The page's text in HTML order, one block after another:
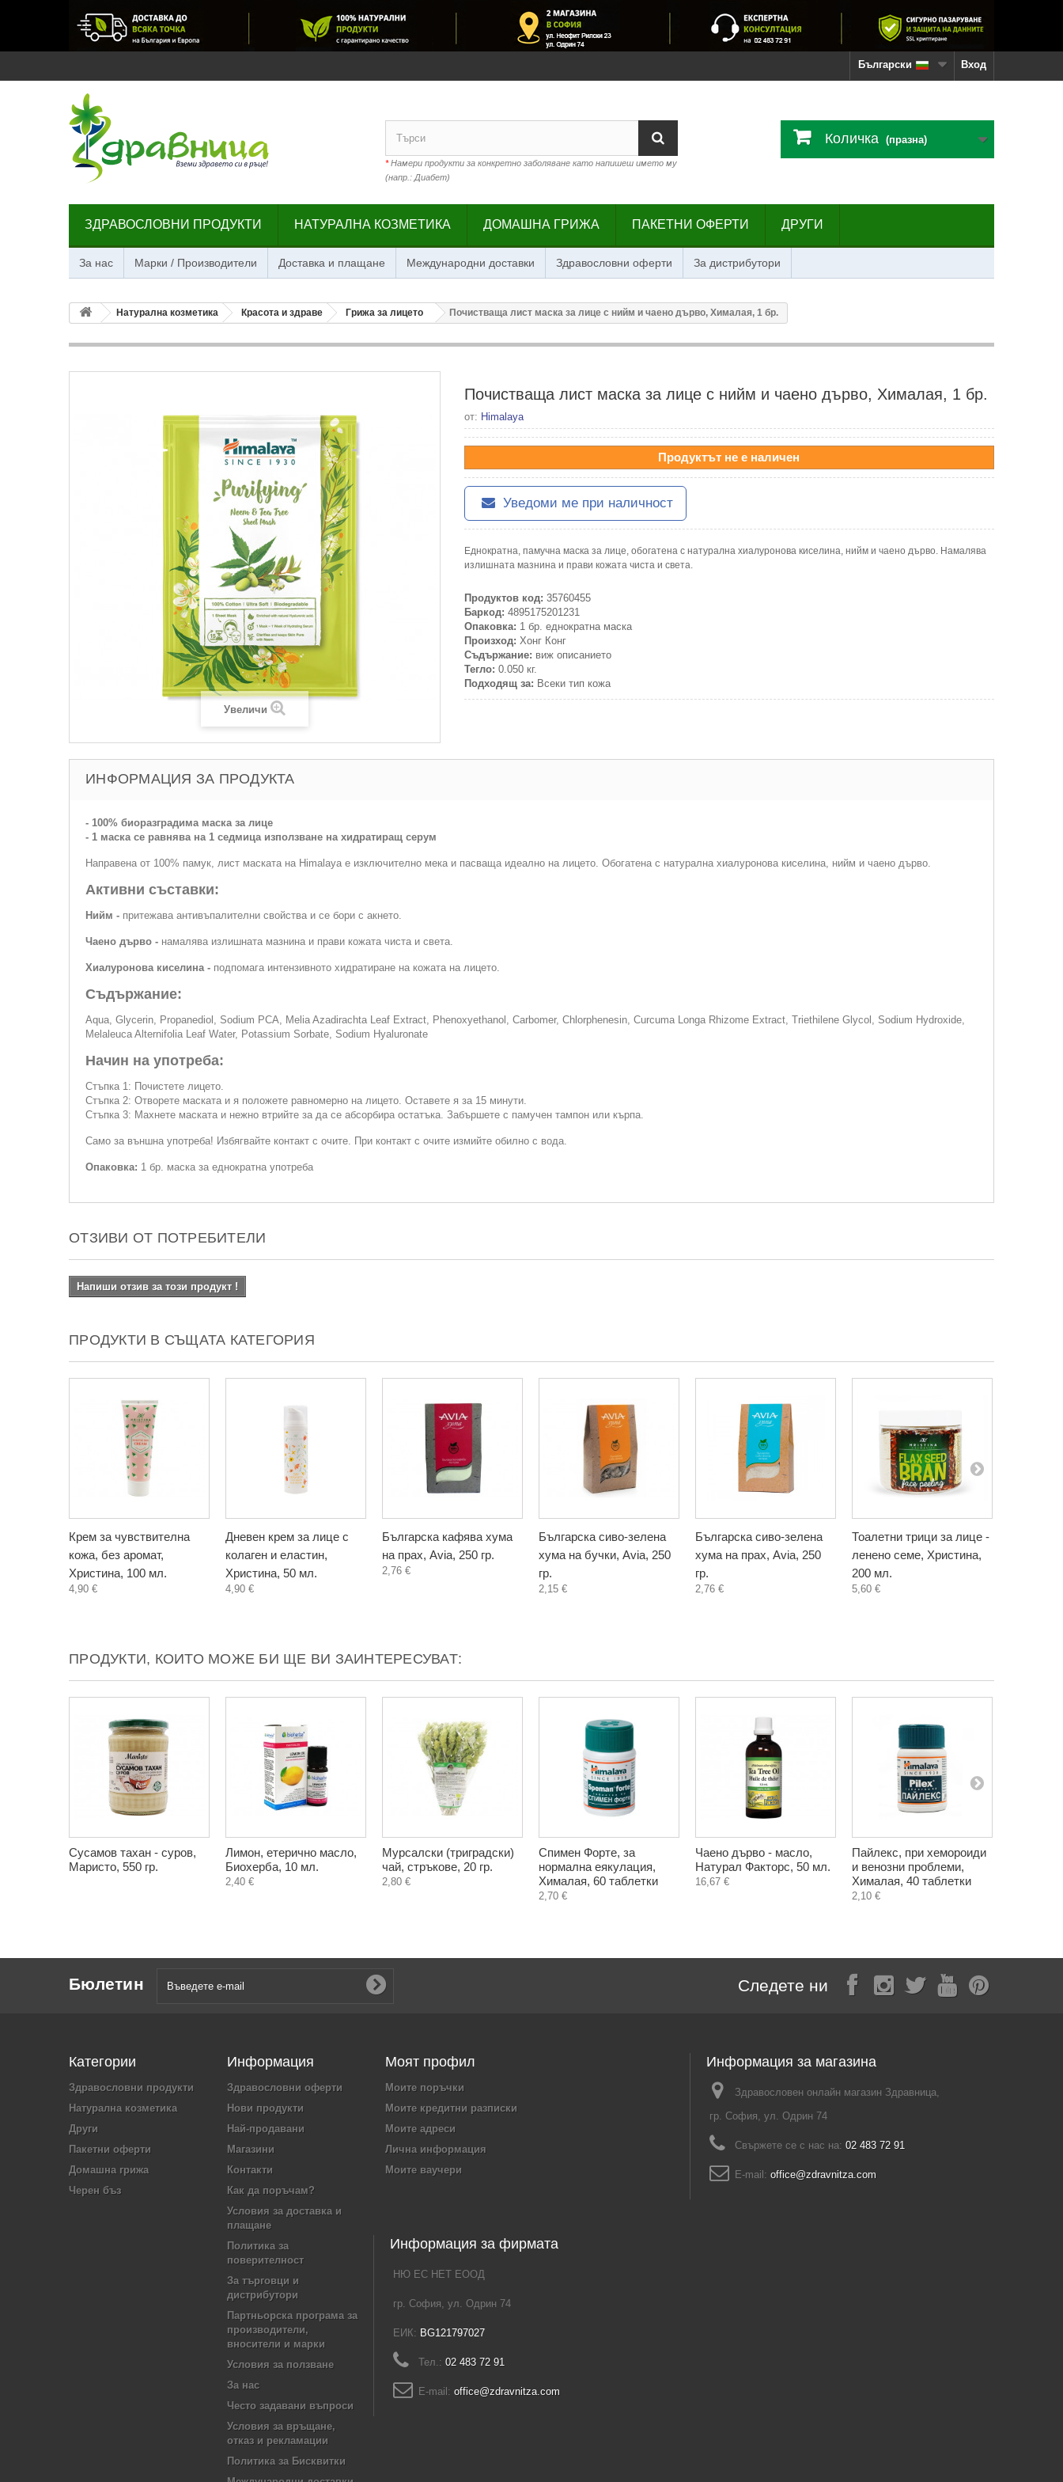
Вход
Български
*Намери продукти за конкретно заболяване като напишеш името му
(напр.: Диабет)
Количка (празна)
ЗДРАВОСЛОВНИ ПРОДУКТИ НАТУРАЛНА КОЗМЕТИКА ДОМАШНА ГРИЖА ПАКЕТНИ ОФЕРТИ ДРУГИ
За нас Марки / Производители Доставка и плащане Международни доставки Здравословни оферти За дистрибутори
Натурална козметика Красота и здраве Грижа за лицето Почистваща лист маска за лице с нийм и чаено дърво, Хималая, 1 бр.
Увеличи
Почистваща лист маска за лице с нийм и чаено дърво, Хималая, 1 бр.
от: Himalaya
Продуктът не е наличен
Уведоми ме при наличност
Еднократна, памучна маска за лице, обогатена с натурална хиалуронова киселина, нийм и чаено дърво. Намалява
излишната мазнина и прави кожата чиста и света.
Продуктов код: 35760455
Баркод: 4895175201231
Опаковка: 1 бр. еднократна маска
Произход: Хонг Конг
Съдържание: виж описанието
Тегло: 0.050 кг.
Подходящ за: Всеки тип кожа
ИНФОРМАЦИЯ ЗА ПРОДУКТА
- 100% биоразградима маска за лице
- 1 маска се равнява на 1 седмица използване на хидратиращ серум
Направена от 100% памук, лист маската на Himalaya е изключително мека и пасваща идеално на лицето. Обогатена с натурална хиалуронова киселина, нийм и чаено дърво.
Активни съставки:
Нийм - притежава антивъпалителни свойства и се бори с акнето.
Чаено дърво - намалява излишната мазнина и прави кожата чиста и света.
Хиалуронова киселинa - подпомага интензивното хидратиране на кожата на лицето.
Съдържание:
Aqua, Glycerin, Propanediol, Sodium PCA, Melia Azadirachta Leaf Extract, Phenoxyethanol, Carbomer, Chlorphenesin, Curcuma Longa Rhizome Extract, Triethilene Glycol, Sodium Hydroxide,
Melaleuca Alternifolia Leaf Water, Potassium Sorbate, Sodium Hyaluronate
Начин на употреба:
Стъпка 1: Почистете лицето.
Стъпка 2: Отворете маската и я положете равномерно на лицето. Оставете я за 15 минути.
Стъпка 3: Махнете маската и нежно втрийте за да се абсорбира остатъка. Забършете с памучен тампон или кърпа.
Само за външна употреба! Избягвайте контакт с очите. При контакт с очите измийте обилно с вода.
Опаковка: 1 бр. маска за еднократна употреба
ОТЗИВИ ОТ ПОТРЕБИТЕЛИ
Напиши отзив за този продукт !
ПРОДУКТИ В СЪЩАТА КАТЕГОРИЯ
Крем за чувствителна
кожа, без аромат,
Христина, 100 мл.
4,90 €
Дневен крем за лице с
колаген и еластин,
Христина, 50 мл.
4,90 €
Българска кафява хума
на прах, Avia, 250 гр.
2,76 €
Българска сиво-зелена
хума на бучки, Avia, 250
гр.
2,15 €
Българска сиво-зелена
хума на прах, Avia, 250
гр.
2,76 €
Тоалетни трици за лице -
ленено семе, Христина,
200 мл.
5,60 €
ПРОДУКТИ, КОИТО МОЖЕ БИ ЩЕ ВИ ЗАИНТЕРЕСУВАТ:
Сусамов тахан - суров,
Маристо, 550 гр.
Лимон, етерично масло,
Биохерба, 10 мл.
2,40 €
Мурсалски (триградски)
чай, стръкове, 20 гр.
2,80 €
Спимен Форте, за
нормална еякулация,
Хималая, 60 таблетки
2,70 €
Чаено дърво - масло,
Натурал Факторс, 50 мл.
16,67 €
Пайлекс, при хемороиди
и венозни проблеми,
Хималая, 40 таблетки
2,10 €
Бюлетин Следете ни
Категории
Здравословни продукти
Натурална козметика
Други
Пакетни оферти
Домашна грижа
Черен бъз
Информация
Здравословни оферти
Нови продукти
Най-продавани
Магазини
Контакти
Как да поръчам?
Условия за доставка и
плащане
Политика за
поверителност
За търговци и
дистрибутори
Партньорска програма за
производители,
вносители и марки
Условия за ползване
За нас
Често задавани въпроси
Условия за връщане,
отказ и рекламации
Политика за Бисквитки
Моят профил
Моите поръчки
Моите кредитни разписки
Моите адреси
Лична информация
Моите ваучери
Информация за магазина
Здравословен онлайн магазин Здравница,
гр. София, ул. Одрин 74
Свържете се с нас на: 02 483 72 91
E-mail: office@zdravnitza.com
Информация за фирмата
НЮ ЕС НЕТ ЕООД
гр. София, ул. Одрин 74
ЕИК: BG121797027
Тел.: 02 483 72 91
E-mail: office@zdravnitza.com